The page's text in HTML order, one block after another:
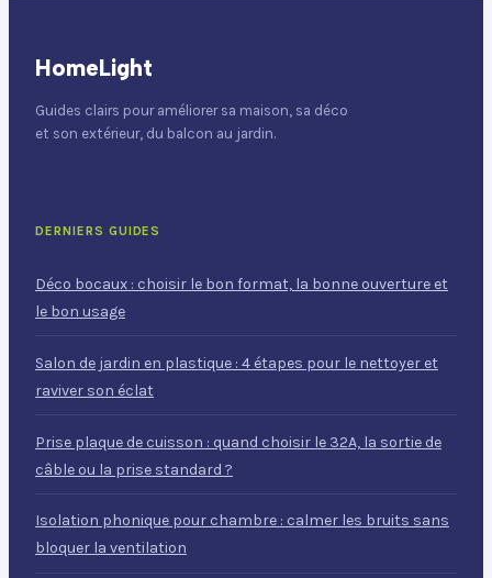
HomeLight
Guides clairs pour améliorer sa maison, sa déco
et son extérieur, du balcon au jardin.
DERNIERS GUIDES
Déco bocaux : choisir le bon format, la bonne ouverture et
le bon usage
Salon de jardin en plastique : 4 étapes pour le nettoyer et
raviver son éclat
Prise plaque de cuisson : quand choisir le 32A, la sortie de
câble ou la prise standard ?
Isolation phonique pour chambre : calmer les bruits sans
bloquer la ventilation